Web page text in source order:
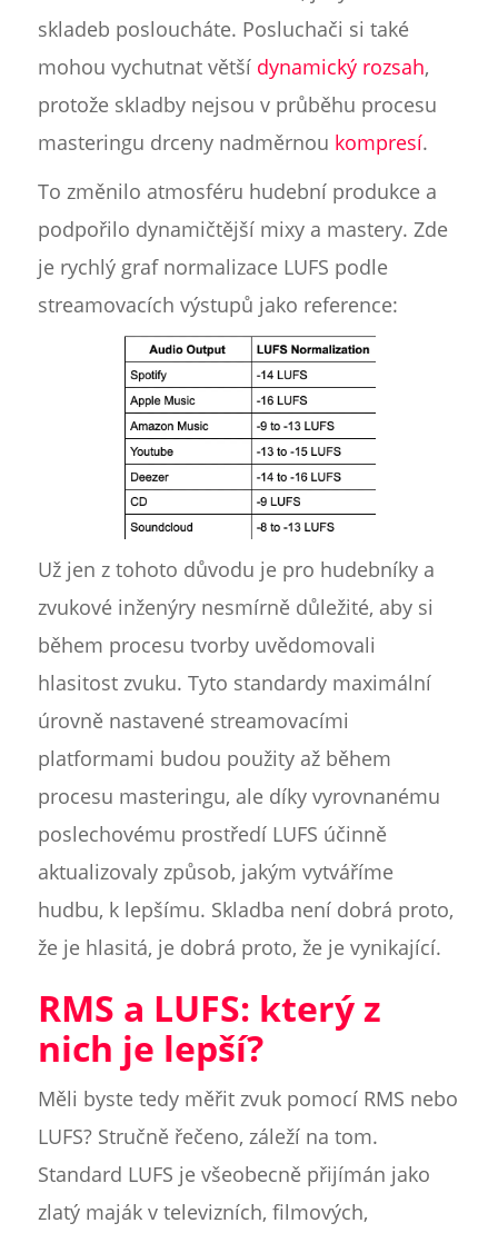
skladeb posloucháte. Posluchači si také
mohou vychutnat větší dynamický rozsah,
protože skladby nejsou v průběhu procesu
masteringu drceny nadměrnou kompresí.
To změnilo atmosféru hudební produkce a
podpořilo dynamičtější mixy a mastery. Zde
je rychlý graf normalizace LUFS podle
streamovacích výstupů jako reference:
Už jen z tohoto důvodu je pro hudebníky a
zvukové inženýry nesmírně důležité, aby si
během procesu tvorby uvědomovali
hlasitost zvuku. Tyto standardy maximální
úrovně nastavené streamovacími
platformami budou použity až během
procesu masteringu, ale díky vyrovnanému
poslechovému prostředí LUFS účinně
aktualizovaly způsob, jakým vytváříme
hudbu, k lepšímu. Skladba není dobrá proto,
že je hlasitá, je dobrá proto, že je vynikající.
RMS a LUFS: který z
nich je lepší?
Měli byste tedy měřit zvuk pomocí RMS nebo
LUFS? Stručně řečeno, záleží na tom.
Standard LUFS je všeobecně přijímán jako
zlatý maják v televizních, filmových,